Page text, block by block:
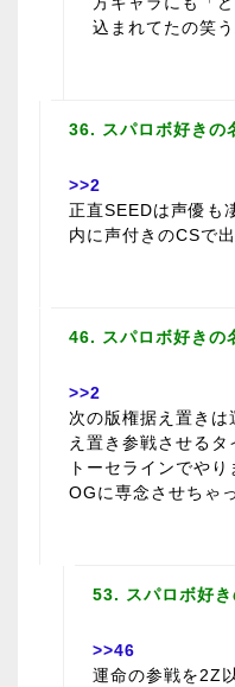
込まれてたの笑
36. スパロボ好きの
>>2
正直SEEDは声優も
内に声付きのCSで
46. スパロボ好きの
>>2
次の版権据え置き
え置き参戦させる
トーセラインでや
OGに専念させちゃ
53. スパロボ好
>>46
運命の参戦を2Z